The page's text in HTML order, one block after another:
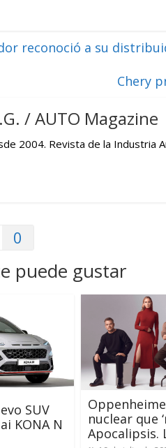
reconoció a su
Chery
/ AUTO Magazine
2004. Revista de la Industria
0
puede gustar
SUV
KONA N
nuclear que
Apocalipsis.